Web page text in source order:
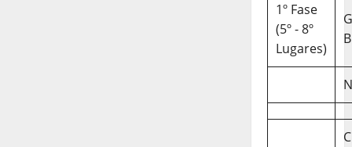
1º Fase
(5º - 8º
Lugares)
B